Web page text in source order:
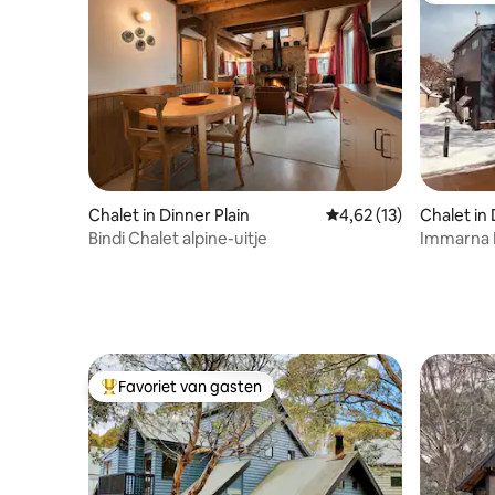
Chalet in Dinner Plain Gemiddelde
4,62 (13)
Bindi Chalet alpine-uitje
Chalet in
Immarna
Topfavoriet van gasten
Favoriet van gasten